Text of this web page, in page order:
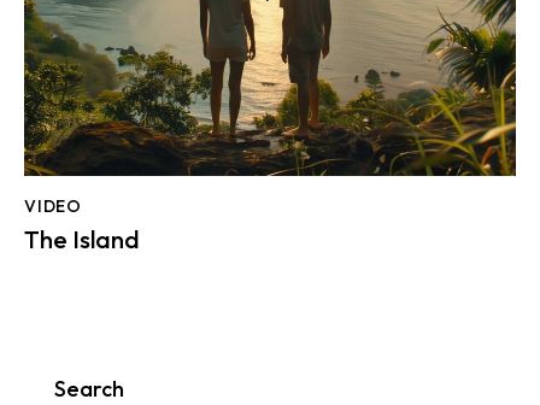
VIDEO
The Island
Search